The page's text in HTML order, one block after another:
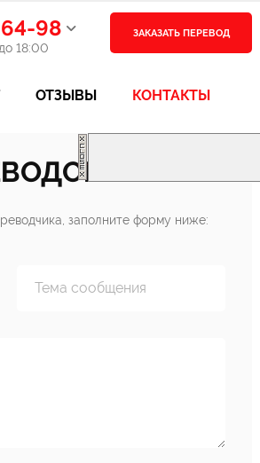
98
18:00
ЗАКАЗАТЬ ПЕРЕВОД
ОТЗЫВЫ КОНТАКТЫ
заполните форму ниже: